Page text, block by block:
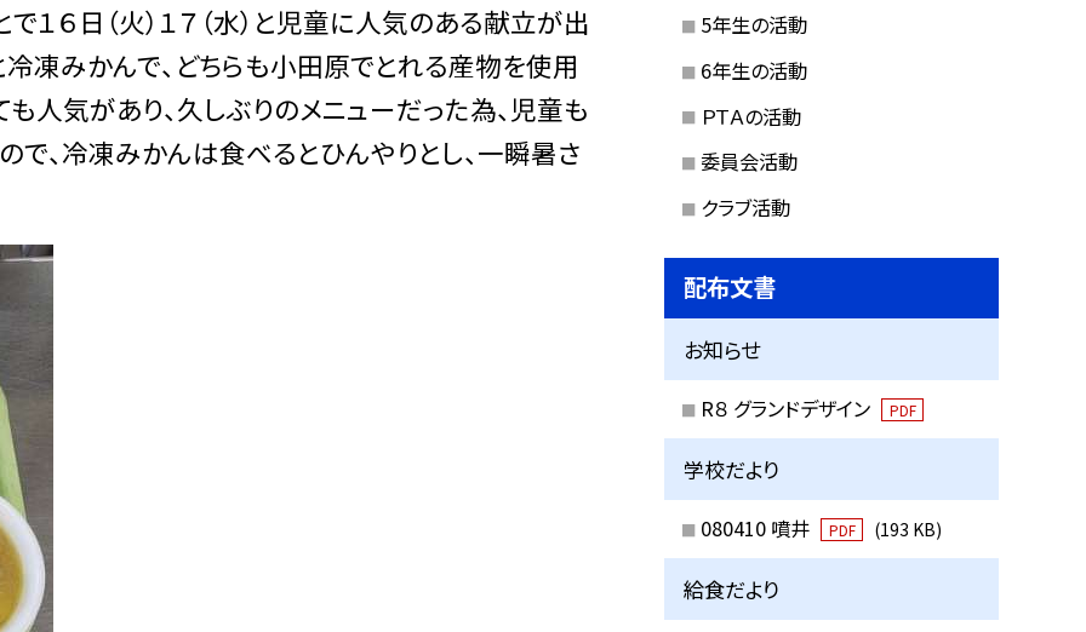
１６日（火）１７（水）と児童に人気のある献立が出
冷凍みかんで、どちらも小田原でとれる産物を使用
人気があり、久しぶりのメニューだった為、児童も
で、冷凍みかんは食べるとひんやりとし、一瞬暑さ
5年生の活動
6年生の活動
ＰＴＡの活動
委員会活動
クラブ活動
配布文書
お知らせ
R８ グランドデザイン PDF
学校だより
080410 噴井 PDF (193 KB)
給食だより